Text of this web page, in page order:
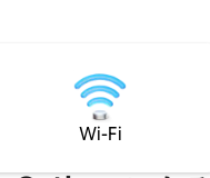
システムと豪華なベ
り、究極の快適さを提
を楽しみ、暖炉でリ
文化とおもてなしに
Wi-Fi